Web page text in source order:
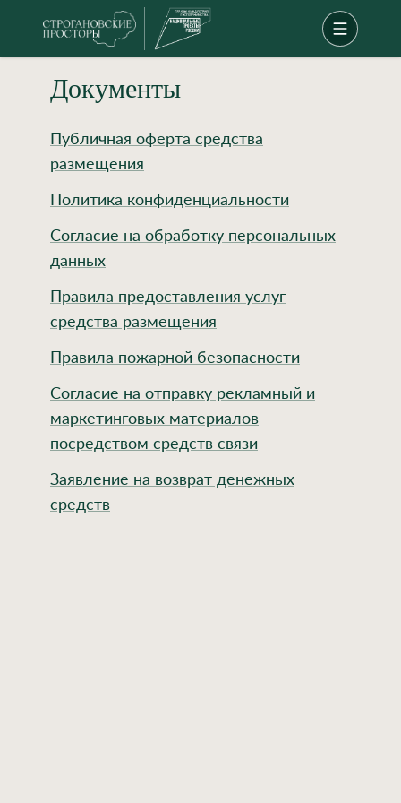
Документы
Публичная оферта средства
размещения
Политика конфиденциальности
Согласие на обработку персональных
данных
Правила предоставления услуг
средства размещения
Правила пожарной безопасности
Согласие на отправку рекламный и
маркетинговых материалов
посредством средств связи
Заявление на возврат денежных
средств